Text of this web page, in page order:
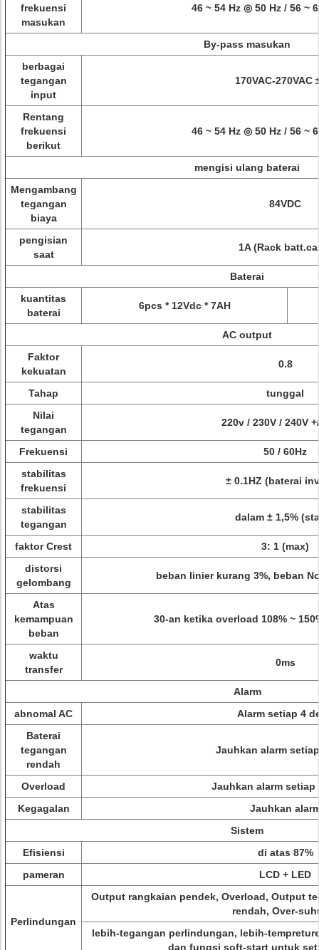
frekuensi
masukan
46 ~ 54 Hz ◎ 50 Hz / 56 ~
By-pass masukan
berbagai
tegangan
input
170VAC-270VAC
Rentang
frekuensi
berikut
46 ~ 54 Hz ◎ 50 Hz / 56 ~
mengisi ulang baterai
Mengambang
tegangan
biaya
84VDC
pengisian
saat
1A (Rack
Baterai
kuantitas
baterai
6pcs * 12Vdc * 7AH
AC output
Faktor
kekuatan
0.8
Tahap
tunggal
Nilai
tegangan
220v / 230V / 240V
Frekuensi
50 / 60Hz
stabilitas
frekuensi
± 0.1HZ (baterai
stabilitas
tegangan
dalam ± 1,5%
faktor Crest
3: 1 (max)
distorsi
gelombang
beban linier kurang 3%, beban
Atas
kemampuan
beban
30-an ketika overload 108% ~
waktu
transfer
0ms
Alarm
abnomal AC
Alarm setiap 4
Baterai
tegangan
rendah
Jauhkan alarm
Overload
Jauhkan alarm setiap
Kegagalan
Jauhkan
Sistem
Efisiensi
di atas 87%
pameran
LCD + LED
Perlindungan
Output rangkaian pendek, Overload, Output
rendah, Over-
lebih-tegangan perlindungan, lebih-
dan fungsi soft-start untuk